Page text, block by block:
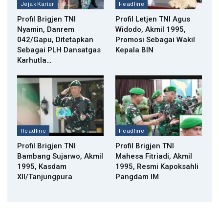
Jejak Karier
Profil Brigjen TNI
Nyamin, Danrem
042/Gapu, Ditetapkan
Sebagai PLH Dansatgas
Karhutla…
Headline
Profil Letjen TNI Agus
Widodo, Akmil 1995,
Promosi Sebagai Wakil
Kepala BIN
Headline
Profil Brigjen TNI
Bambang Sujarwo, Akmil
1995, Kasdam
XII/Tanjungpura
Headline
Profil Brigjen TNI
Mahesa Fitriadi, Akmil
1995, Resmi Kapoksahli
Pangdam IM